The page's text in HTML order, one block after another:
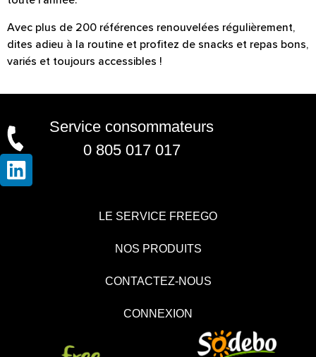
Avec plus de 200 références renouvelées régulièrement,
dites adieu à la routine et profitez de snacks et repas bons,
variés et toujours accessibles !
Service consommateurs
0 805 017 017
LE SERVICE FREEGO
NOS PRODUITS
CONTACTEZ-NOUS
CONNEXION